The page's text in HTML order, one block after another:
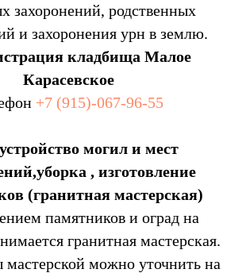
захоронений, родственных
и захоронения урн в землю.
кладбища Малое
Карасевское
+7 (915)-067-96-55
могил и мест
, изготовление
(гранитная мастерская)
памятников и оград на
гранитная мастерская.
мастерской можно уточнить на